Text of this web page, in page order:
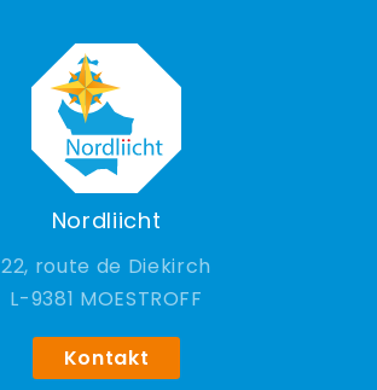
Nordliicht
22, route de Diekirch
9381 MOESTROFF
Kontakt